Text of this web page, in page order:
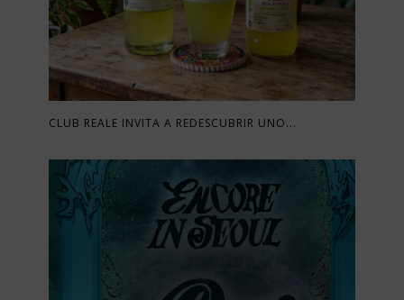
CLUB REALE INVITA A REDESCUBRIR UNO...